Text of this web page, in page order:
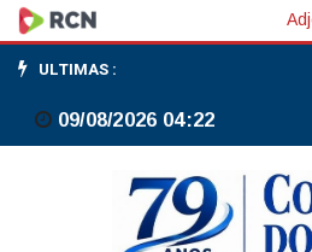
Crianças
são
mais
vulneráveis
ULTIMAS :
09/08/2026 04:22